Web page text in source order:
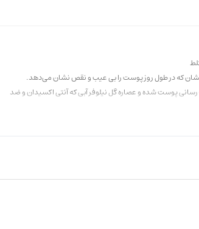
که در طول روز پوست را بی عیب و نقص نشان می‌دهد.
پوست شده و عصاره گل نیلوفر آبی که آنتی اکسیدان و ضد